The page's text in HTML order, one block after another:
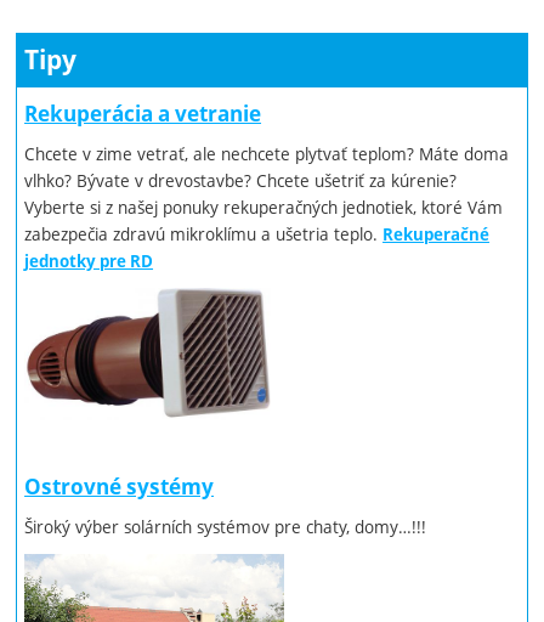
Tipy
Rekuperácia a vetranie
Chcete v zime vetrať, ale nechcete plytvať teplom? Máte doma
vlhko? Bývate v drevostavbe? Chcete ušetriť za kúrenie?
Vyberte si z našej ponuky rekuperačných jednotiek, ktoré Vám
zabezpečia zdravú mikroklímu a ušetria teplo. Rekuperačné
jednotky pre RD
Ostrovné systémy
Široký výber solárních systémov pre chaty, domy…!!!